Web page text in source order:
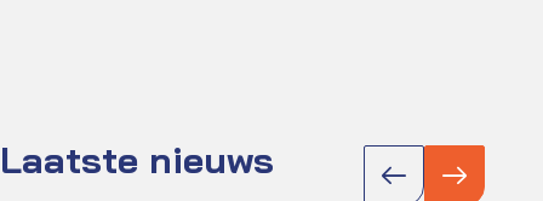
Laatste nieuws